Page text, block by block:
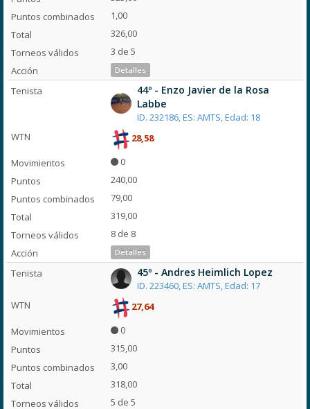
1,00
326,00
3 de 5
Detalles
44º - Enzo Javier de la Rosa
Labbe
ID. 232186, ES: AMTS, Edad: 18
28,58
0
240,00
79,00
319,00
8 de 8
Detalles
45º - Andres Heimlich Lopez
ID. 223460, ES: AMTS, Edad: 17
27,64
0
315,00
3,00
318,00
5 de 5